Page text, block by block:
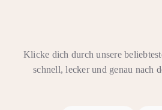
Klicke dich durch unsere
schnell, lecker und genau nach